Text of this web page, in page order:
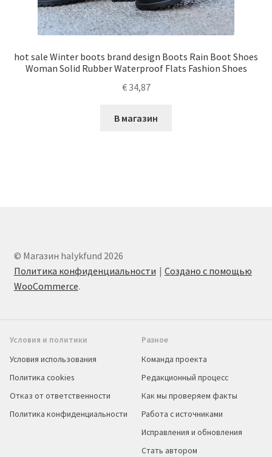
hot sale Winter boots brand design Boots Rain Boot Shoes
Woman Solid Rubber Waterproof Flats Fashion Shoes
€34,87
В магазин
© Магазин halykfund 2026
Политика конфиденциальности
Создано с помощью
WooCommerce.
Условия и политики
Условия использования
Политика cookies
Отказ от ответственности
Политика конфиденциальности
Разное
Команда проекта
Редакционный процесс
Как мы проверяем факты
Работа с источниками
Исправления и обновления
Стать автором